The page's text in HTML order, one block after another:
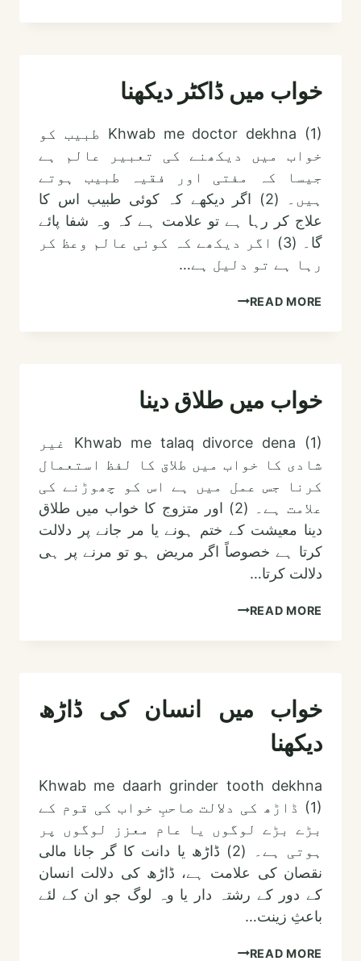
دیکھنا
خواب میں ڈاکٹر دیکھنا
Khwab me doctor dekhna (1) طبیب کو
خواب میں دیکھنے کی تعبیر عالم ہے
جیسا کہ مفتی اور فقیہ طبیب ہوتے
ہیں۔ (2) اگر دیکھے کہ کوئی طبیب اس کا
علاج کر رہا ہے تو علامت ہے کہ وہ شفا پائے
گا۔ (3) اگر دیکھے کہ کوئی عالم وعظ کر
رہا ہے تو دلیل ہے…
READ MOREخواب
خواب میں طلاق دینا
Khwab me talaq divorce dena (1) غیر
شادی کا خواب میں طلاق کا لفظ استعمال
کرنا جس عمل میں ہے اس کو چھوڑنے کی
علامت ہے۔ (2) اور متزوج کا خواب میں طلاق
دینا معیشت کے ختم ہونے یا مر جانے پر دلالت
کرتا ہے خصوصاً اگر مریض ہو تو مرنے پر ہی
دلالت کرتا…
READ MOREخواب
خواب میں انسان کی ڈاڑھ
دیکھنا
Khwab me daarh grinder tooth dekhna
(1) ڈاڑھ کی دلالت صاحبِ خواب کی قوم کے
بڑے بڑے لوگوں یا عام معزز لوگوں پر
ہوتی ہے۔ (2) ڈاڑھ یا دانت کا گر جانا مالی
نقصان کی علامت ہے، ڈاڑھ کی دلالت انسان
کے دور کے رشتہ دار یا وہ لوگ جو ان کے لئے
باعثِ زینت…
READ MOREخواب